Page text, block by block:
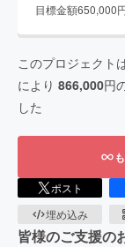
目標金額650,000
このプロジェクトは
により 866,000円
した
ポスト
埋め込み
皆様のご支援の